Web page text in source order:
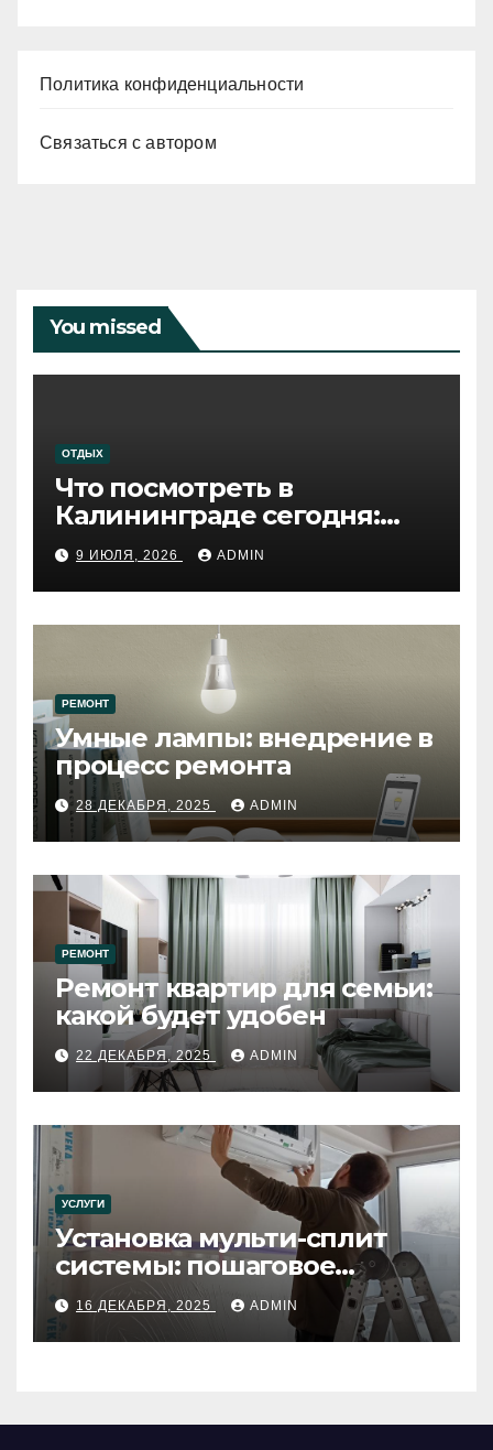
Политика конфиденциальности
Связаться с автором
You missed
ОТДЫХ
Что посмотреть в
Калининграде сегодня:
путеводитель по самому
западному городу России
9 ИЮЛЯ, 2026 ADMIN
РЕМОНТ
Умные лампы: внедрение в
процесс ремонта
28 ДЕКАБРЯ, 2025 ADMIN
РЕМОНТ
Ремонт квартир для семьи:
какой будет удобен
22 ДЕКАБРЯ, 2025 ADMIN
УСЛУГИ
Установка мульти-сплит
системы: пошаговое
руководство
16 ДЕКАБРЯ, 2025 ADMIN